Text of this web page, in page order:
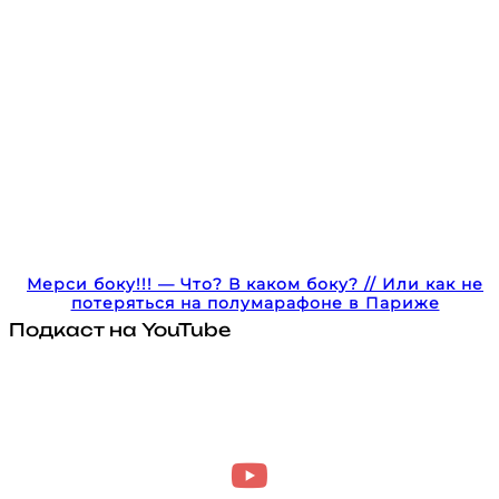
Мерси боку!!! — Что? В каком боку? // Или как не
потеряться на полумарафоне в Париже
Подкаст на YouTube